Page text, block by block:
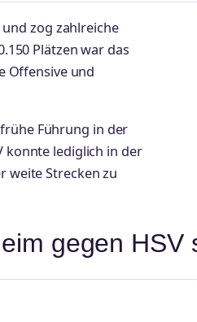
zog zahlreiche
Plätzen war das
Offensive und
Führung in der
konnte lediglich in der
weite Strecken zu
gegen HSV